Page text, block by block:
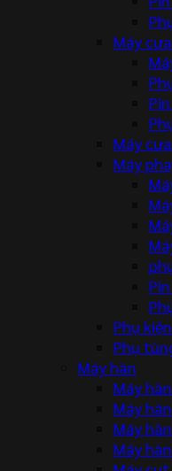
Máy
Máy
Máy
Phụ
Phụ
Máy hàn
Máy
Máy
Máy
Máy